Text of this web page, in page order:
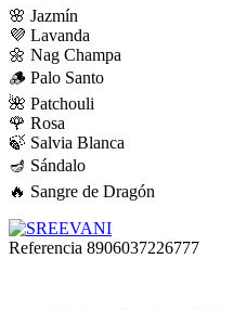
🌸 Jazmín
💜 Lavanda
🌼 Nag Champa
🪵 Palo Santo
🌺 Patchouli
🌹 Rosa
🍃 Salvia Blanca
🪔 Sándalo
🔥 Sangre de Dragón
Referencia 8906037226777